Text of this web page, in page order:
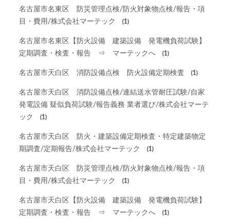
名古屋市名東区 防災管理点検/防火対象物点検/報告・項
目・費用/株式会社マーテック
(1)
名古屋市名東区【防火設備 建築設備 発電機負荷試験】
定期調査・検査・報告 ⇒ マーテックへ
(1)
名古屋市天白区 消防設備点検 防火設備定期検査 (1)
名古屋市天白区 消防設備点検/連結送水管耐圧試験/自家
発電設備 疑似負荷試験/報告義務 業者選び/株式会社マーテ
ック
(1)
名古屋市天白区 防火・建築設備定期検査・特定建築物定
期調査/定期報告/株式会社マーテック
(1)
名古屋市天白区 防災管理点検/防火対象物点検/報告・項
目・費用/株式会社マーテック
(1)
名古屋市天白区【防火設備 建築設備 発電機負荷試験】
定期調査・検査・報告 ⇒ マーテックへ
(1)